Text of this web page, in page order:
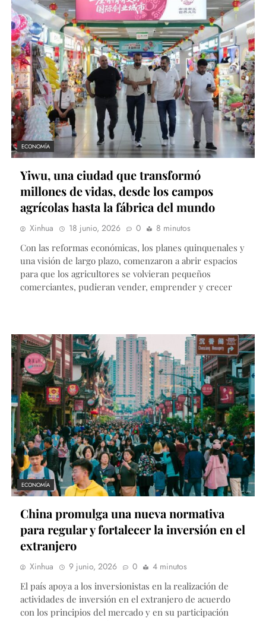
ECONOMÍA
Yiwu, una ciudad que transformó
millones de vidas, desde los campos
agrícolas hasta la fábrica del mundo
Xinhua 18 junio, 2026 0
8 minutos
Con las reformas económicas, los planes quinquenales y
una visión de largo plazo, comenzaron a abrir espacios
para que los agricultores se volvieran pequeños
comerciantes, pudieran vender, emprender y crecer
ECONOMÍA
China promulga una nueva normativa
para regular y fortalecer la inversión en el
extranjero
Xinhua 9 junio, 2026 0
4 minutos
El país apoya a los inversionistas en la realización de
actividades de inversión en el extranjero de acuerdo
con los principios del mercado y en su participación